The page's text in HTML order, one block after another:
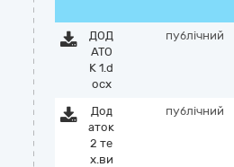
ДОД
АТО
К 1.d
ocx
публічний
Дод
аток
2 те
х.ви
публічний